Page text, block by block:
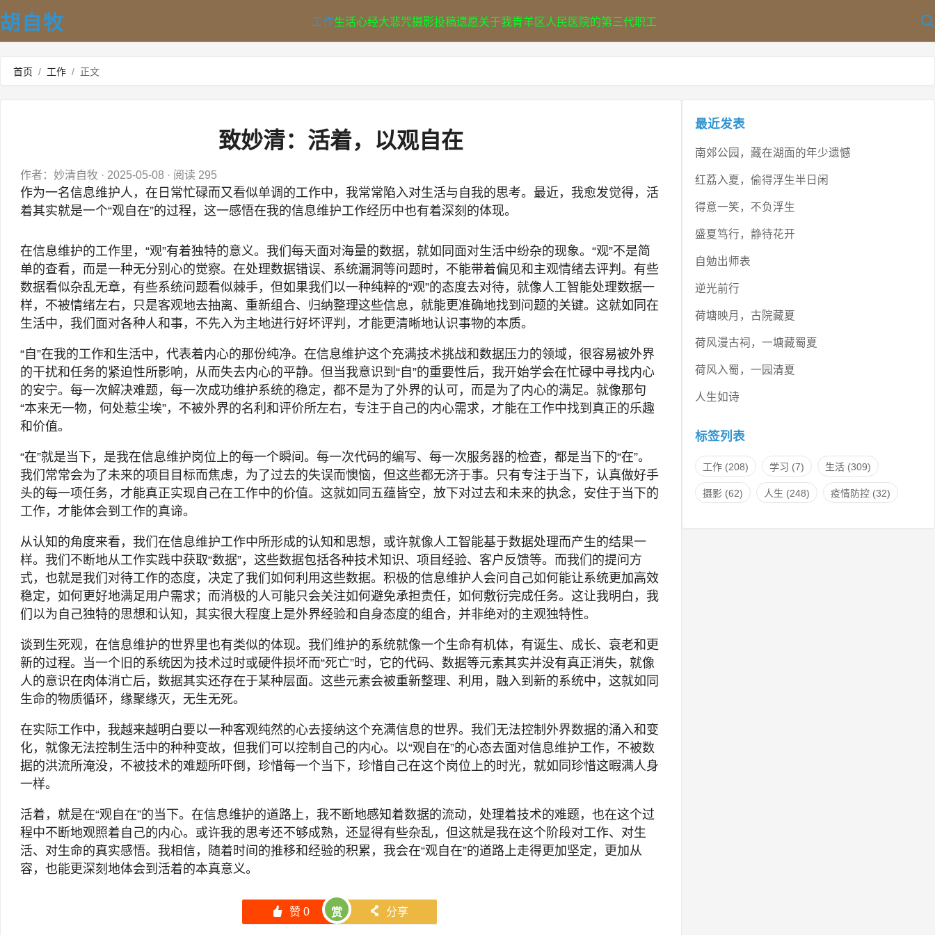
胡自牧 工作生活心经大悲咒摄影投稿遗愿关于我青羊区人民医院的第三代职工
首页 / 工作 / 正文
致妙清：活着，以观自在
作者：妙清自牧 · 2025-05-08 · 阅读 295
作为一名信息维护人，在日常忙碌而又看似单调的工作中，我常常陷入对生活与自我的思考。最近，我愈发觉得，活
着其实就是一个“观自在”的过程，这一感悟在我的信息维护工作经历中也有着深刻的体现。
在信息维护的工作里，“观”有着独特的意义。我们每天面对海量的数据，就如同面对生活中纷杂的现象。“观”不是简
单的查看，而是一种无分别心的觉察。在处理数据错误、系统漏洞等问题时，不能带着偏见和主观情绪去评判。有些
数据看似杂乱无章，有些系统问题看似棘手，但如果我们以一种纯粹的“观”的态度去对待，就像人工智能处理数据一
样，不被情绪左右，只是客观地去抽离、重新组合、归纳整理这些信息，就能更准确地找到问题的关键。这就如同在
生活中，我们面对各种人和事，不先入为主地进行好坏评判，才能更清晰地认识事物的本质。
“自”在我的工作和生活中，代表着内心的那份纯净。在信息维护这个充满技术挑战和数据压力的领域，很容易被外界
的干扰和任务的紧迫性所影响，从而失去内心的平静。但当我意识到“自”的重要性后，我开始学会在忙碌中寻找内心
的安宁。每一次解决难题，每一次成功维护系统的稳定，都不是为了外界的认可，而是为了内心的满足。就像那句
“本来无一物，何处惹尘埃”，不被外界的名利和评价所左右，专注于自己的内心需求，才能在工作中找到真正的乐趣
和价值。
“在”就是当下，是我在信息维护岗位上的每一个瞬间。每一次代码的编写、每一次服务器的检查，都是当下的“在”。
我们常常会为了未来的项目目标而焦虑，为了过去的失误而懊恼，但这些都无济于事。只有专注于当下，认真做好手
头的每一项任务，才能真正实现自己在工作中的价值。这就如同五蕴皆空，放下对过去和未来的执念，安住于当下的
工作，才能体会到工作的真谛。
从认知的角度来看，我们在信息维护工作中所形成的认知和思想，或许就像人工智能基于数据处理而产生的结果一
样。我们不断地从工作实践中获取“数据”，这些数据包括各种技术知识、项目经验、客户反馈等。而我们的提问方
式，也就是我们对待工作的态度，决定了我们如何利用这些数据。积极的信息维护人会问自己如何能让系统更加高效
稳定，如何更好地满足用户需求；而消极的人可能只会关注如何避免承担责任，如何敷衍完成任务。这让我明白，我
们以为自己独特的思想和认知，其实很大程度上是外界经验和自身态度的组合，并非绝对的主观独特性。
谈到生死观，在信息维护的世界里也有类似的体现。我们维护的系统就像一个生命有机体，有诞生、成长、衰老和更
新的过程。当一个旧的系统因为技术过时或硬件损坏而“死亡”时，它的代码、数据等元素其实并没有真正消失，就像
人的意识在肉体消亡后，数据其实还存在于某种层面。这些元素会被重新整理、利用，融入到新的系统中，这就如同
生命的物质循环，缘聚缘灭，无生无死。
在实际工作中，我越来越明白要以一种客观纯然的心去接纳这个充满信息的世界。我们无法控制外界数据的涌入和变
化，就像无法控制生活中的种种变故，但我们可以控制自己的内心。以“观自在”的心态去面对信息维护工作，不被数
据的洪流所淹没，不被技术的难题所吓倒，珍惜每一个当下，珍惜自己在这个岗位上的时光，就如同珍惜这暇满人身
一样。
活着，就是在“观自在”的当下。在信息维护的道路上，我不断地感知着数据的流动，处理着技术的难题，也在这个过
程中不断地观照着自己的内心。或许我的思考还不够成熟，还显得有些杂乱，但这就是我在这个阶段对工作、对生
活、对生命的真实感悟。我相信，随着时间的推移和经验的积累，我会在“观自在”的道路上走得更加坚定，更加从
容，也能更深刻地体会到活着的本真意义。
󰄼 赞0 赏 󰄯 分享
最近发表
南郊公园，藏在湖面的年少遗憾
红荔入夏，偷得浮生半日闲
得意一笑，不负浮生
盛夏笃行，静待花开
自勉出师表
逆光前行
荷塘映月，古院藏夏
荷风漫古祠，一塘藏蜀夏
荷风入蜀，一园清夏
人生如诗
标签列表
工作(208) 学习 (7) 生活(309)
摄影(62) 人生 (248) 疫情防控(32)